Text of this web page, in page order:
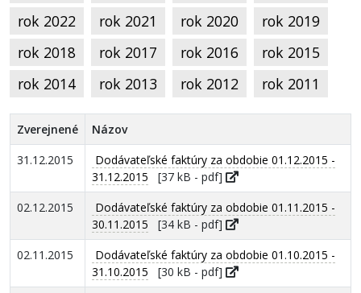
rok 2022
rok 2021 rok 2020
rok 2019
rok 2018
rok 2017 rok 2016
rok 2015
rok 2014
rok 2013 rok 2012 rok 2011
Zverejnené
Názov
31.12.2015
Dodávateľské faktúry za obdobie 01.12.2015 -
31.12.2015 [37 kB - pdf]
02.12.2015
Dodávateľské faktúry za obdobie 01.11.2015 -
30.11.2015 [34 kB - pdf]
02.11.2015
Dodávateľské faktúry za obdobie 01.10.2015 -
31.10.2015 [30 kB - pdf]